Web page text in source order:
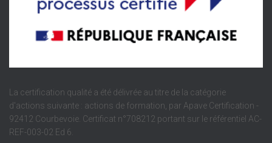
La certification qualité a été délivrée au titre de la catégorie
d'actions suivante : actions de formation, par Apave Certification -
92412 Courbevoie. Certificat n°708212 portant sur le référentiel AC-
REF-003-02 Ed 6.